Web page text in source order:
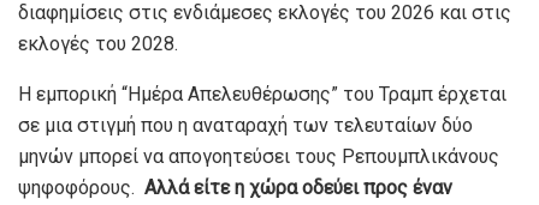
διαφημίσεις στις ενδιάμεσες εκλογές του 2026 και στις
εκλογές του 2028.
Η εμπορική “Ημέρα Απελευθέρωσης” του Τραμπ έρχεται
σε μια στιγμή που η αναταραχή των τελευταίων δύο
μηνών μπορεί να απογοητεύσει τους Ρεπουμπλικάνους
ψηφοφόρους. Αλλά είτε η χώρα οδεύει προς έναν